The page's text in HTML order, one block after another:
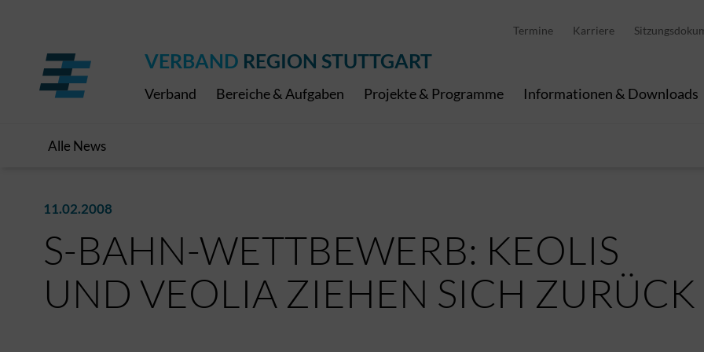
Termine Karriere
VERBAND REGION STUTTGART
Verband Bereiche & Aufgaben Projekte & Programme Informationen & Downloads
Alle News
11.02.2008
S-BAHN-WETTBEWERB: KEOLIS
UND VEOLIA ZIEHEN SICH ZURÜCK